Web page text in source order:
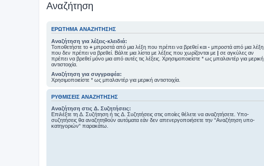
Αναζήτηση
ΕΡΏΤΗΜΑ ΑΝΑΖΉΤΗΣΗΣ
Αναζήτηση για λέξεις-κλειδιά:
Τοποθετήστε το + μπροστά από μια λέξη που πρέπει να βρεθεί και - μπροστά από μια λέξη
που δεν πρέπει να βρεθεί. Βάλτε μια λίστα με λέξεις που χωρίζονται με | σε αγκύλες αν
πρέπει να βρεθεί μόνο μια από αυτές τις λέξεις. Χρησιμοποιείστε * ως μπαλαντέρ για μερική
αντιστοιχία.
Αναζήτηση για συγγραφέα:
Χρησιμοποιείστε * ως μπαλαντέρ για μερική αντιστοιχία.
ΡΥΘΜΊΣΕΙΣ ΑΝΑΖΉΤΗΣΗΣ
Αναζήτηση στις Δ. Συζητήσεις:
Επιλέξτε τη Δ. Συζήτηση ή τις Δ. Συζητήσεις στις οποίες θέλετε να αναζητήσετε. Υπο-
συζητήσεις θα αναζητηθούν αυτόματα εάν δεν απενεργοποιήσετε την “Αναζήτηση υπο-
κατηγοριών“ παρακάτω.